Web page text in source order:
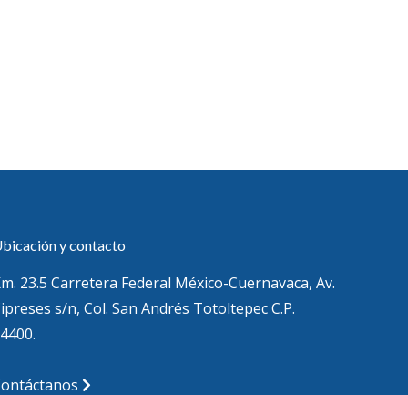
y contacto
23.5 Carretera Federal México-Cuernavaca, Av.
s/n, Col. San Andrés Totoltepec C.P.